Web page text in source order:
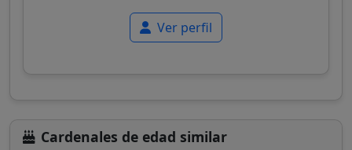
Ver perfil
Cardenales de edad similar